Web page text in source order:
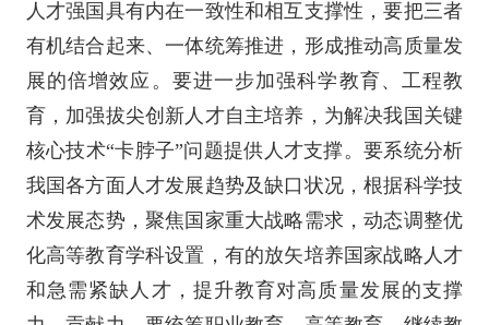
人才强国具有内在一致性和相互支撑性，要把三者
有机结合起来、一体统筹推进，形成推动高质量发
展的倍增效应。要进一步加强科学教育、工程教
育，加强拔尖创新人才自主培养，为解决我国关键
核心技术“卡脖子”问题提供人才支撑。要系统分析
我国各方面人才发展趋势及缺口状况，根据科学技
术发展态势，聚焦国家重大战略需求，动态调整优
化高等教育学科设置，有的放矢培养国家战略人才
和急需紧缺人才，提升教育对高质量发展的支撑